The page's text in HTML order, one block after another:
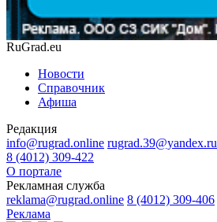
RuGrad.eu
Новости
Справочник
Афиша
Редакция
info@rugrad.online rugrad.39@yandex.ru
8 (4012) 309-422
О портале
Рекламная служба
reklama@rugrad.online 8 (4012) 309-406
Реклама